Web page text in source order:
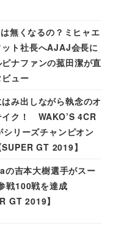
無くなるの？ミヒャエ
ット社長へAJAJ会長に
ピナファンの菰田潔が直
ュー
み出しながら執念のオ
イク！ WAKO’S 4CR
リーズチャンピオン
GT 2019】
吉本大樹選手がスー
戦100戦を達成
GT 2019】